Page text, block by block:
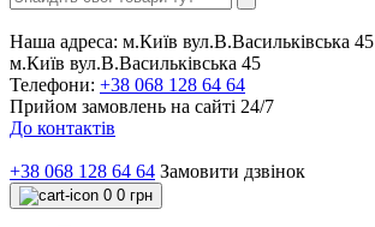
Наша адреса: м.Київ вул.В.Васильківська 45
м.Київ вул.В.Васильківська 45
Телефони: +38 068 128 64 64
Прийом замовлень на сайті 24/7
До контактів
+38 068 128 64 64 Замовити дзвінок
0 0 грн